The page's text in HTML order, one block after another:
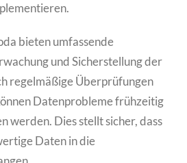
bieten umfassende
und Sicherstellung der
regelmäßige Überprüfungen
Datenprobleme frühzeitig
werden. Dies stellt sicher, dass
Daten in die